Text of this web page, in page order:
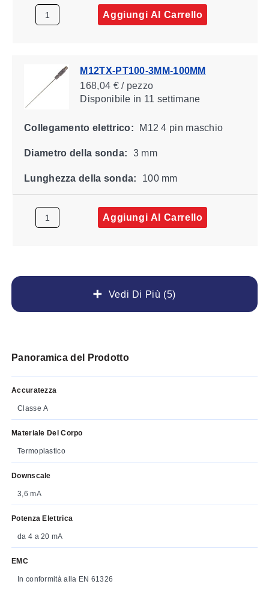
Vedi Di Più (5)
Aggiungi Al Carrello
M12TX-PT100-3MM-100MM
168,04 € / pezzo
Disponibile in 11 settimane
Collegamento elettrico: M12 4 pin maschio
Diametro della sonda: 3 mm
Lunghezza della sonda: 100 mm
Aggiungi Al Carrello
Panoramica del Prodotto
Accuratezza
Classe A
Materiale Del Corpo
Termoplastico
Downscale
3,6 mA
Potenza Elettrica
da 4 a 20 mA
EMC
In conformità alla EN 61326